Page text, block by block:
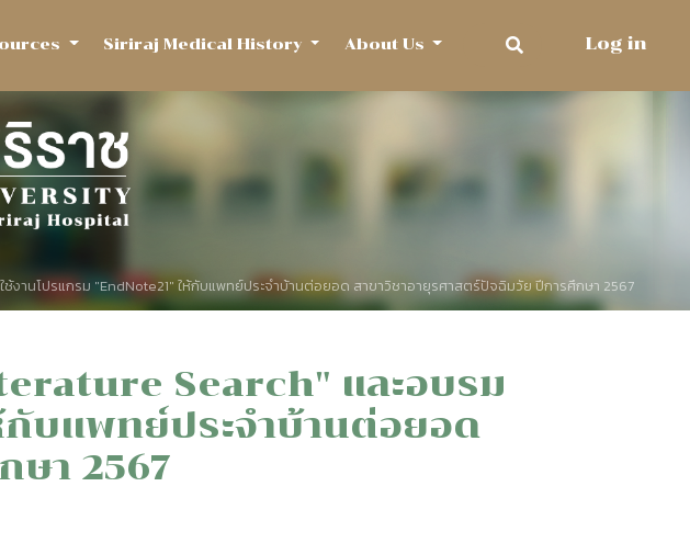
Siriraj Medical History About Us Log in
านโปรแกรม "EndNote21" ให้กับแพทย์ประจำบ้านต่อยอด สาขาวิชาอายุรศาสตร์ปัจฉิมวัย ปีการศึกษา 2567
Search" และอบรม
กับแพทย์ประจำบ้านต่อยอด
ษา 2567